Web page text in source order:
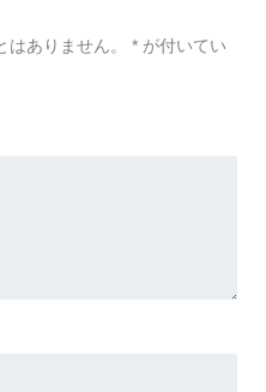
ありません。 * が付いてい